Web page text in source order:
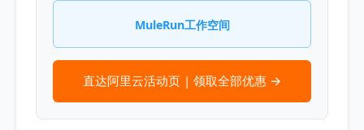
MuleRun工作空间
直达阿里云活动页 | 领取全部优惠 →